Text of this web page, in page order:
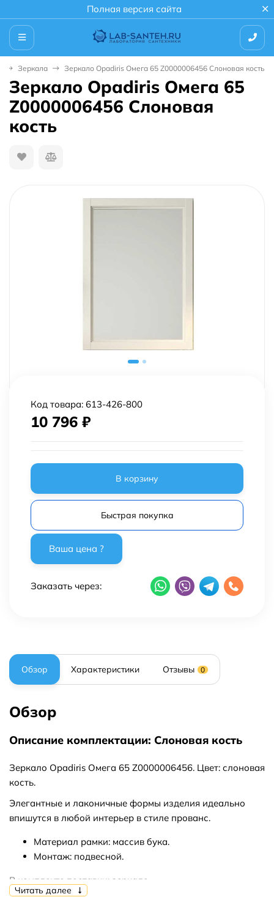
Полная версия сайта
Зеркала Зеркало Opadiris Омега 65 Z0000006456 Слоновая кость
Зеркало Opadiris Омега 65
Z0000006456 Слоновая
кость
Код товара: 613-426-800
10 796 ₽
В корзину
Быстрая покупка
Заказать через:
Обзор Характеристики Отзывы 0
Обзор
Описание комплектации: Слоновая кость
Зеркало Opadiris Омега 65 Z0000006456. Цвет: слоновая
кость.
Элегантные и лаконичные формы изделия идеально
впишутся в любой интерьер в стиле прованс.
Материал рамки: массив бука.
Монтаж: подвесной.
В комплекте поставки: зеркало.
Читать далее